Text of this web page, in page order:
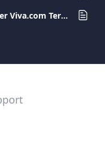
Kartenlesegeräte – was wird von der Viva.com Terminal App unterstützt (und was nicht)